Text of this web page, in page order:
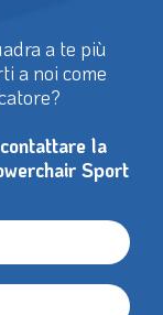
a te più
a noi come
la
Sport